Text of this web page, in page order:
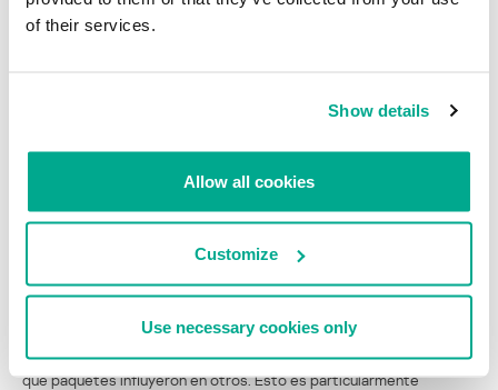
of their services.
Show details
Allow all cookies
Customize
Use necessary cookies only
A partir de la cantidad de archivos que analizamos, podemos
comparamos los archivos entre sí. Esto es útil dentro de la familia
de cada paquete, ya que permite rastrear los cambios realizados
También comparamos todos los archivos del exploit kit para
existían, como se muestra en el siguiente mapa:
Es fácil rastrear qué paquetes usas códigos de otros paquetes, o
qué paquetes influyeron en otros. Esto es particularmente